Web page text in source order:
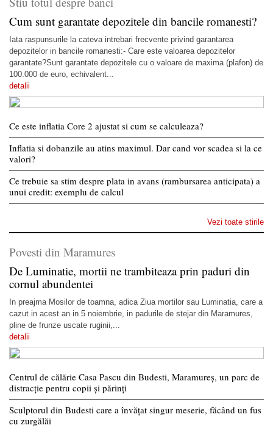
Cum sunt garantate depozitele din bancile romanesti?
Iata raspunsurile la cateva intrebari frecvente privind garantarea
depozitelor in bancile romanesti:- Care este valoarea depozitelor
garantate?Sunt garantate depozitele cu o valoare de maxima (plafon) de
100.000 de euro, echivalent...
detalii
Ce este inflatia Core 2 ajustat si cum se calculeaza?
Inflatia si dobanzile au atins maximul. Dar cand vor scadea si la ce
valori?
Ce trebuie sa stim despre plata in avans (rambursarea anticipata) a
unui credit: exemplu de calcul
Vezi toate stirile
Povesti din Maramures
De Luminatie, mortii ne trambiteaza prin paduri din
cornul abundentei
In preajma Mosilor de toamna, adica Ziua mortilor sau Luminatia, care a
cazut in acest an in 5 noiembrie, in padurile de stejar din Maramures,
pline de frunze uscate ruginii,...
detalii
Centrul de călărie Casa Pascu din Budesti, Maramureș, un parc de
distracție pentru copii și părinți
Sculptorul din Budesti care a învățat singur meserie, făcând un fus
cu zurgălăi